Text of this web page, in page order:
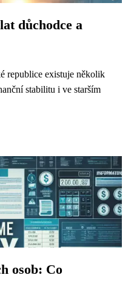
důchodce a
republice existuje několik
stabilitu i ve starším
osob: Co